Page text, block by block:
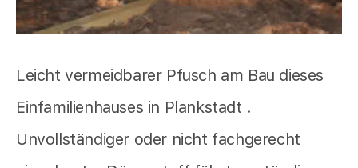
Leicht vermeidbarer Pfusch am Bau dieses
Einfamilienhauses in Plankstadt .
Unvollständiger oder nicht fachgerecht